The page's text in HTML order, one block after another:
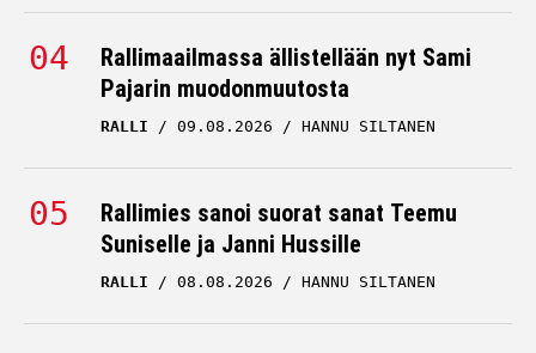
Rallimaailmassa ällistellään nyt Sami
Pajarin muodonmuutosta
RALLI 09.08.2026 HANNU SILTANEN
Rallimies sanoi suorat sanat Teemu
Suniselle ja Janni Hussille
RALLI 08.08.2026 HANNU SILTANEN